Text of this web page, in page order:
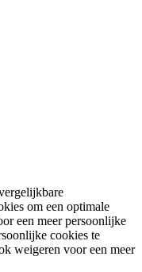
om een optimale
een meer persoonlijke
cookies te
weigeren voor een meer